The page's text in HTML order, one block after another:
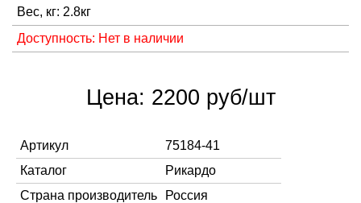
Вес, кг: 2.8кг
Доступность: Нет в наличии
Цена: 2200 руб/шт
Артикул
75184-41
Каталог
Рикардо
Страна производитель
Россия